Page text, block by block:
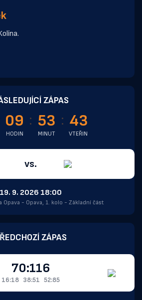
ZÁPAS
09
HODIN
53
MINUT
43
VTEŘIN
vs.
19. 9. 2026 18:00
Opava - Opava, 1. kolo - Základní část
ZÁPAS
70:116
16:18 38:51 52:85